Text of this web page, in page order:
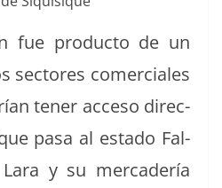
fue pro­duc­to de un
sec­tores com­er­ciales
ten­er acce­so direc­
pasa al esta­do Fal­
y su mer­cadería